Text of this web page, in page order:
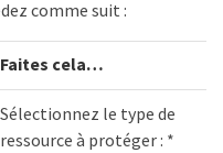
comme suit :
Faites cela…
Sélectionnez le type de
ressource à protéger : *